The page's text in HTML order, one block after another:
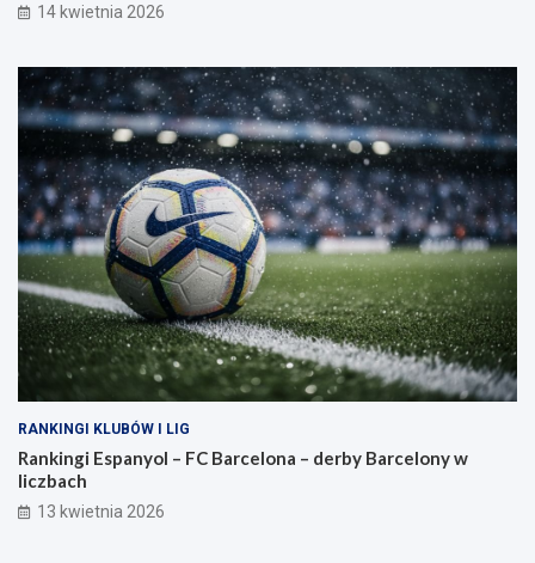
14 kwietnia 2026
RANKINGI KLUBÓW I LIG
Rankingi Espanyol – FC Barcelona – derby Barcelony w
liczbach
13 kwietnia 2026